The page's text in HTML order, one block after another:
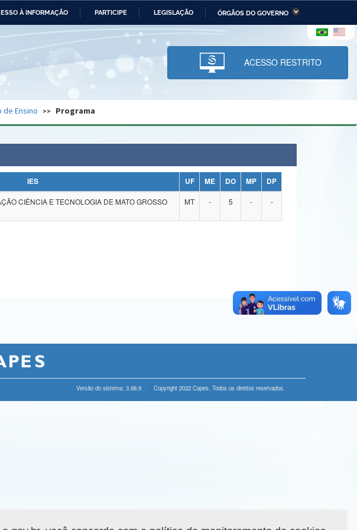
À INFORMAÇÃO PARTICIPE LEGISLAÇÃO ÓRGÃOS DO GOVERNO
Relações Ministério da Economia Ministério da Infraestrutura
Ministério da Ciência,
Tecnologia, Inovações e
Comunicações
e dos Direitos Humanos
do Brasil Planalto
ACESSO RESTRITO
de Ensino Programa
IES UF ME DO MP
DP
CIÊNCIA E TECNOLOGIA DE MATO GROSSO
MT - 5 - -
Versão do sistema: 3.88.9 Copyright 2022 Capes. Todos os direitos reservados.